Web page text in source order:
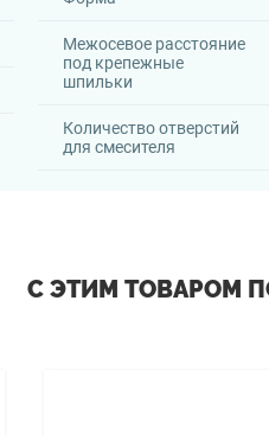
Межосевое расстояние
под крепежные
шпильки
Количество отверстий
для смесителя
С ЭТИМ ТОВАРОМ